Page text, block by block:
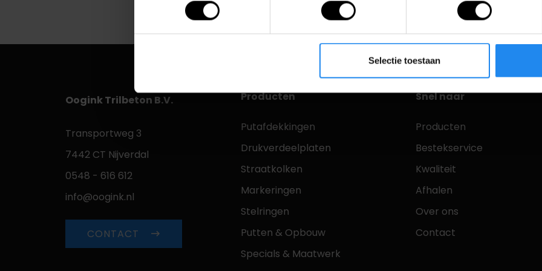
Selectie toestaan
Oogink Trilbeton B.V.
Transportweg 3
7442 CT Nijverdal
0548 - 616 612
info@oogink.nl
CONTACT
Producten
Putafdekkingen
Drukverdeelplaten
Straatkolken
Markeringen
Stelringen
Putten & Opbouw
Specials & Maatwerk
Snel naar
Producten
Bestekservice
Kwaliteit
Afhalen
Over ons
Contact